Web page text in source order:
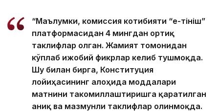
“Маълумки, комиссия котибияти “е-Өтініш”
платформасидан 4 мингдан ортиқ
таклифлар олган. Жамият томонидан
кўплаб ижобий фикрлар келиб тушмоқда.
Шу билан бирга, Конституция
лойиҳасининг алоҳида моддалари
матнини такомиллаштиришга қаратилган
аниқ ва мазмунли таклифлар олинмоқда.